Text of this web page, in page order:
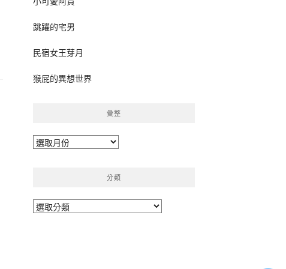
跳躍的宅男
民宿女王芽月
猴屁的異想世界
彙整
彙
分類
分